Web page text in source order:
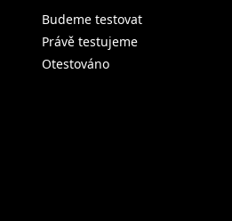
Budeme testovat
Právě testujeme
Otestováno